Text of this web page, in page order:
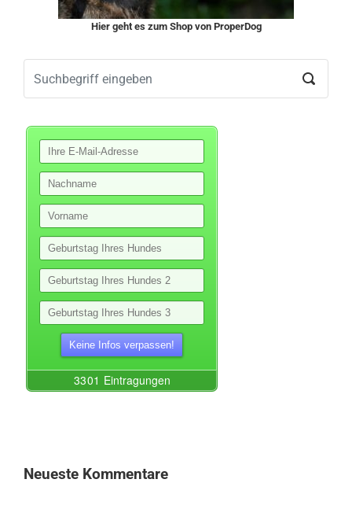
Hier geht es zum Shop von ProperDog
Neueste Kommentare